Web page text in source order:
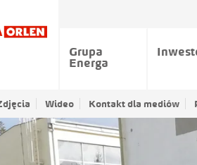
Grupa
Energa
Wideo Kontakt dla mediów